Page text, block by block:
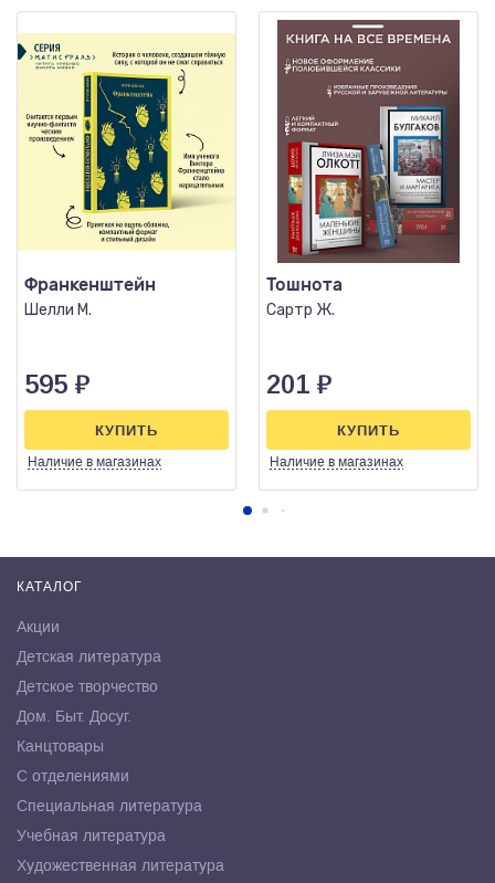
Франкенштейн
Шелли М.
595 ₽
Наличие в магазинах
КУПИТЬ
Тошнота
Сартр Ж.
201 ₽
Наличие в магазинах
КУПИТЬ
КАТАЛОГ
Акции
Детская литература
Детское творчество
Дом. Быт. Досуг.
Канцтовары
С отделениями
Специальная литература
Учебная литература
Художественная литература